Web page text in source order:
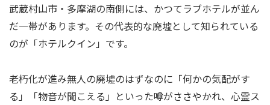
武蔵村山市・多摩湖の南側には、かつてラブホテルが並ん
だ一帯があります。その代表的な廃墟として知られている
のが「ホテルクイン」です。
老朽化が進み無人の廃墟のはずなのに「何かの気配がす
る」「物音が聞こえる」といった噂がささやかれ、心霊ス